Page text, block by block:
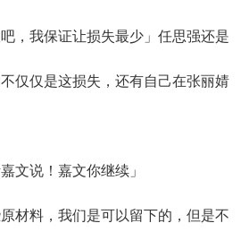
我保证让损失最少」任思强还是
仅仅是这损失，还有自己在张丽婧
说！嘉文你继续」
料，我们是可以留下的，但是不